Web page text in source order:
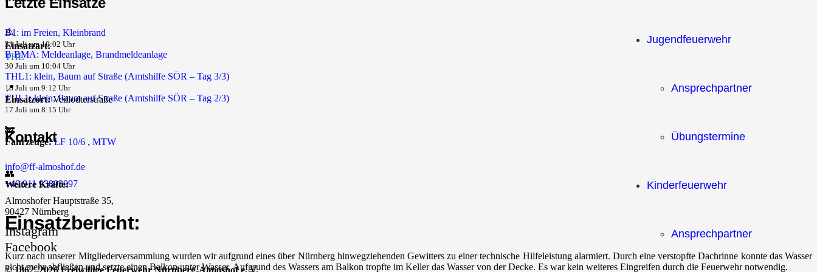
Jugendfeuerwehr
Ansprechpartner
Übungstermine
Kinderfeuerwehr
Ansprechpartner
⚠️
Einsatzart:
THL
📍
Einsatzort:Veillodterstraße
🚒
Fahrzeuge: LF 10/6 , MTW
👥
Weitere Kräfte:
Einsatzbericht:
Kurz nach unserer Mitgliederversammlung wurden wir aufgrund eines über Nürnberg hinwegziehenden Gewitters zu einer technische Hilfeleistung alarmiert. Durch eine verstopfte Dachrinne konnte das Wasser
nicht mehr abfließen und setzte einen Balkon unter Wasser. Aufgrund des Wassers am Balkon tropfte im Keller das Wasser von der Decke. Es war kein weiteres Eingreifen durch die Feuerwehr notwendig.
B1: im Freien, Kleinbrand
31 Juli um 10:02 Uhr
B BMA: Meldeanlage, Brandmeldeanlage
30 Juli um 10:04 Uhr
THL1: klein, Baum auf Straße (Amtshilfe SÖR – Tag 3/3)
18 Juli um 9:12 Uhr
THL1: klein, Baum auf Straße (Amtshilfe SÖR – Tag 2/3)
17 Juli um 8:15 Uhr
Kontakt
info@ff-almoshof.de
+49 911 93893097
Almoshofer Hauptstraße 35,
90427 Nürnberg
Instagram
Facebook
© 1862–2026 Freiwillige Feuerwehr Nürnberg-Almoshof e. V.